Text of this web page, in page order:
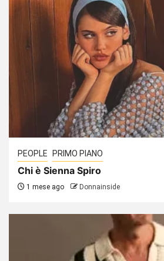
PEOPLE PRIMO PIANO
Chi è Sienna Spiro
1 mese ago Donnainside